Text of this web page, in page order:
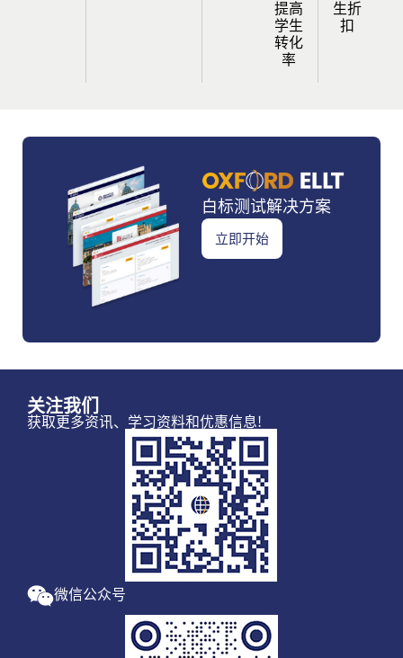
提高
学生
转化
率
生折
扣
白标测试解决方案
立即开始
关注我们
获取更多资讯、学习资料和优惠信息!
微信公众号